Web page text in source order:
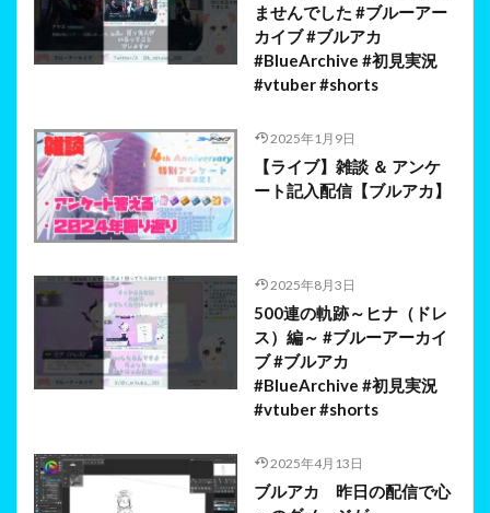
ませんでした #ブルーアー
カイブ #ブルアカ
#BlueArchive #初見実況
#vtuber #shorts
2025年1月9日
【ライブ】雑談 ＆ アンケ
ート記入配信【ブルアカ】
2025年8月3日
500連の軌跡～ヒナ（ドレ
ス）編～ #ブルーアーカイ
ブ #ブルアカ
#BlueArchive #初見実況
#vtuber #shorts
2025年4月13日
ブルアカ 昨日の配信で心